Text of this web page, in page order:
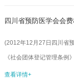
理使用；2、专科会员会
四川省预防医学会会
(2012年12月27日四川省
《社会团体登记管理条例
规定，特此公示本会会费
查看详情+